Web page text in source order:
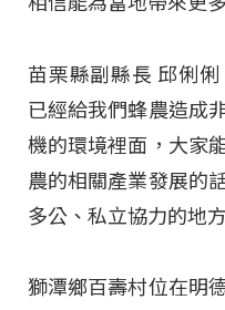
苗栗縣副縣長 邱俐
已經給我們蜂農造成
機的環境裡面，大家
農的相關產業發展的
多公、私立協力的地方
獅潭鄉百壽村位在明